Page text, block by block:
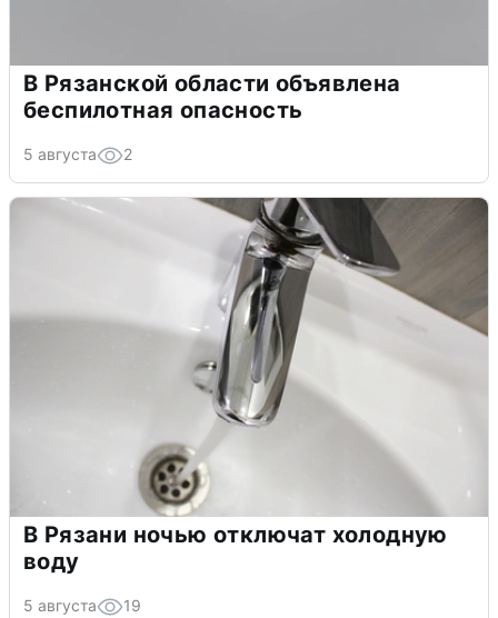
В Рязанской области объявлена
беспилотная опасность
5 августа 2
В Рязани ночью отключат холодную
воду
5 августа 19